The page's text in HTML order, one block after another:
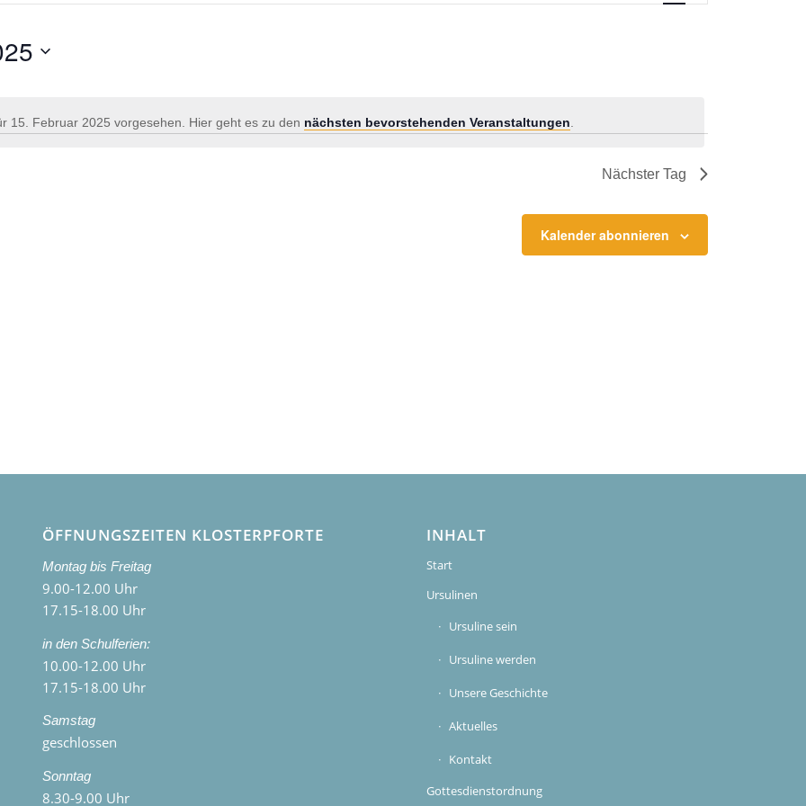
Hinweis
15. Februar 2025 vorgesehen. Hier geht es zu den nächsten bevorstehenden Veranstaltungen
Nächster Tag
Kalender abonnieren
ÖFFNUNGSZEITEN KLOSTERPFORTE
Montag bis Freitag
9.00-12.00 Uhr
17.15-18.00 Uhr
in den Schulferien:
10.00-12.00 Uhr
17.15-18.00 Uhr
Samstag
geschlossen
Sonntag
8.30-9.00 Uhr
INHALT
Start
Ursulinen
Ursuline sein
Ursuline werden
Unsere Geschichte
Aktuelles
Kontakt
Gottesdienstordnung